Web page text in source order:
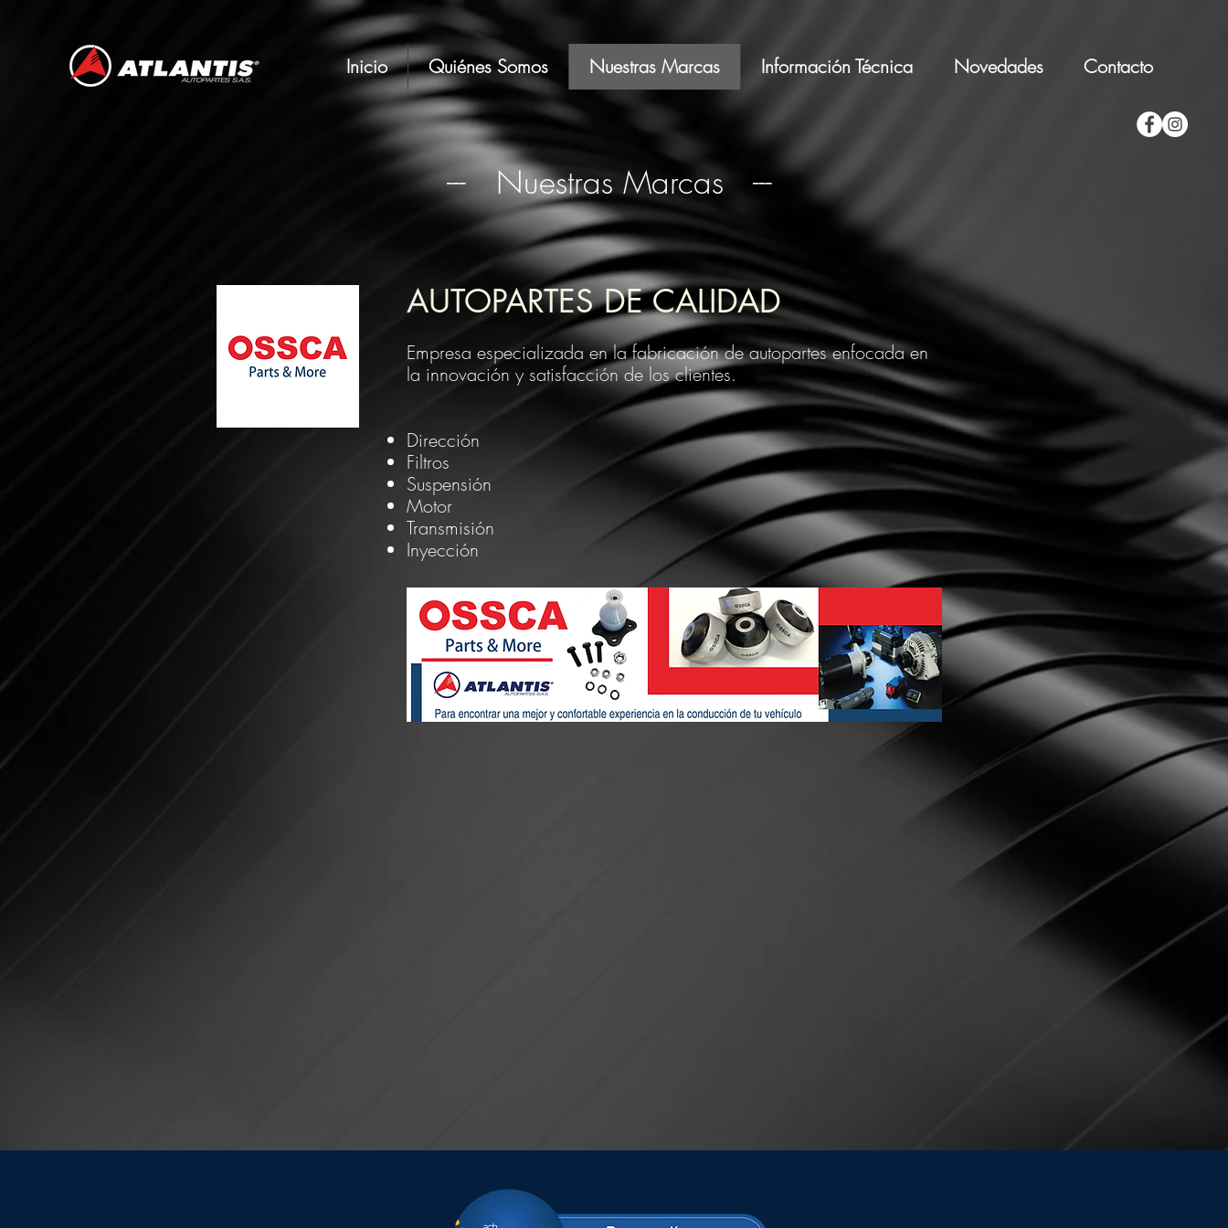
Inicio Quiénes Somos Nuestras Marcas Información Técnica Novedades Contacto
--- Nuestras Marcas ---
AUTOPARTES DE CALIDAD
Empresa especializada en la fabricación de autopartes enfocada en
la innovación y satisfacción de los clientes.
Dirección
Filtros
Suspensión
Motor
Transmisión
Inyección